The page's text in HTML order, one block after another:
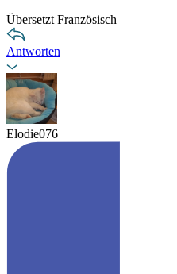
Übersetzt Französisch
Antworten
Elodie076